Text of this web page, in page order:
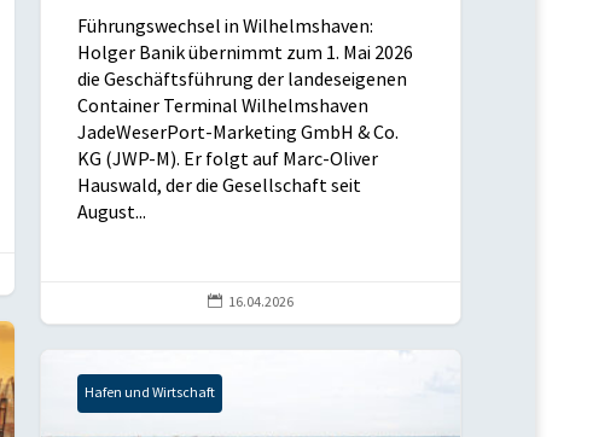
Führungswechsel in Wilhelmshaven:
Holger Banik übernimmt zum 1. Mai 2026
die Geschäftsführung der landeseigenen
Container Terminal Wilhelmshaven
JadeWeserPort-Marketing GmbH & Co.
KG (JWP-M). Er folgt auf Marc-Oliver
Hauswald, der die Gesellschaft seit
August...
 16.04.2026
Hafen und Wirtschaft